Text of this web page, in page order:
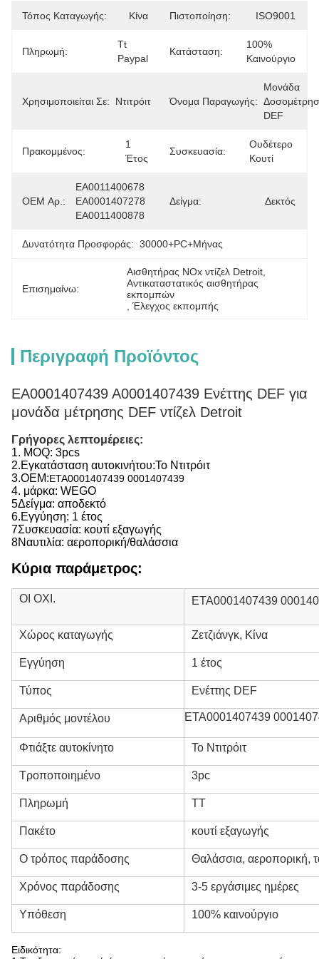
Τόπος Καταγωγής: Κίνα Πιστοποίηση: ISO9001
Πληρωμή:
Tt
Paypal
Κατάσταση:
100%
Καινούργιο
Χρησιμοποιείται Σε: Ντιτρόιτ Όνομα Παραγωγής:
Μονάδα
DEF
Πρακομμένος:
1
Έτος
Συσκευασία:
Ουδέτερο
Κουτί
OEM Αρ.:
EA0011400678
EA0001407278
EA0011400878
Δείγμα: Δεκτός
Δυνατότητα Προσφοράς: 30000+PC+μήνας
Επισημαίνω:
Αισθητήρας NOx ντίζελ Detroit
Αντικαταστατικός αισθητήρας
εκπομπών
, Έλεγχος εκπομπής
Περιγραφή Προϊόντος
EA0001407439 A0001407439 Ενέττης DEF για
μονάδα μέτρησης DEF ντίζελ Detroit
Γρήγορες λεπτομέρειες:
1. MOQ: 3pcs
2.Εγκατάσταση αυτοκινήτου:Το Ντιτρόιτ
3.OEM:ΕΤΑ0001407439 0001407439
4. μάρκα: WEGO
5Δείγμα: αποδεκτό
6.Εγγύηση: 1 έτος
7Συσκευασία: κουτί εξαγωγής
8Ναυτιλία: αεροπορική/θαλάσσια
Κύρια παράμετρος:
ΟΙ ΟΧΙ. ΕΤΑ0001407439
Χώρος καταγωγής Ζετζιάνγκ, Κίνα
Εγγύηση 1 έτος
Τύπος Ενέττης DEF
Αριθμός μοντέλου ΕΤΑ0001407439
Φτιάξτε αυτοκίνητο Το Ντιτρόιτ
Τροποποιημένο 3pc
Πληρωμή ΤΤ
Πακέτο κουτί εξαγωγής
Ο τρόπος παράδοσης Θαλάσσια, αεροπορική,
Χρόνος παράδοσης 3-5 εργάσιμες ημέρες
Υπόθεση 100% καινούργιο
Ειδικότητα: